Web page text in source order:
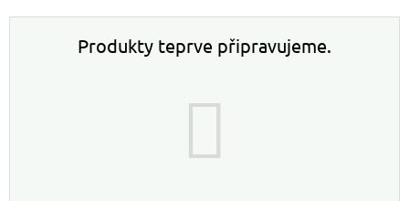
Produkty teprve připravujeme.